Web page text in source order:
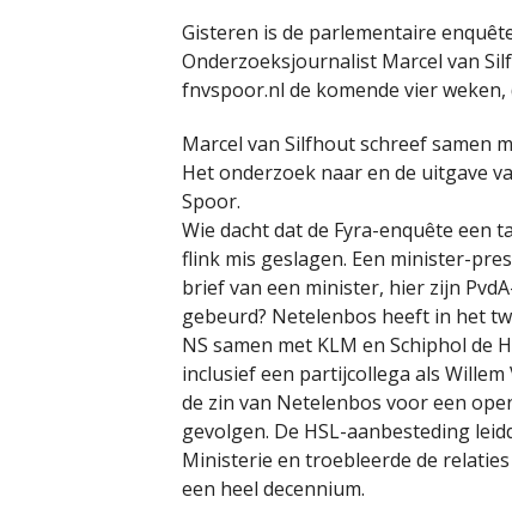
Gisteren is de parlementaire
Onderzoeksjournalist Marcel van
fnvspoor.nl de komende vier
Marcel van Silfhout schreef samen
Het onderzoek naar en de uitgave
Spoor.
Wie dacht dat de Fyra-enquête een
flink mis geslagen. Een minister-
brief van een minister, hier zijn
gebeurd? Netelenbos heeft in het
NS samen met KLM en Schiphol de
inclusief een partijcollega als
de zin van Netelenbos voor een
gevolgen. De HSL-aanbesteding
Ministerie en troebleerde de
een heel decennium.